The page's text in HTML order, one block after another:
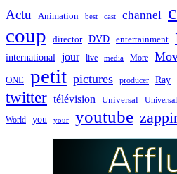
Actu Animation best cast channel
coup director DVD entertainment
international jour live media More
ONE petit pictures producer Ray
twitter télévision Universal
World you your youtube